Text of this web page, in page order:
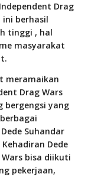
Drag
ini berhasil
tinggi , hal
masyarakat
meramaikan
Drag Wars
bergengsi yang
Suhandar
Dede
bisa diikuti
pekerjaan,